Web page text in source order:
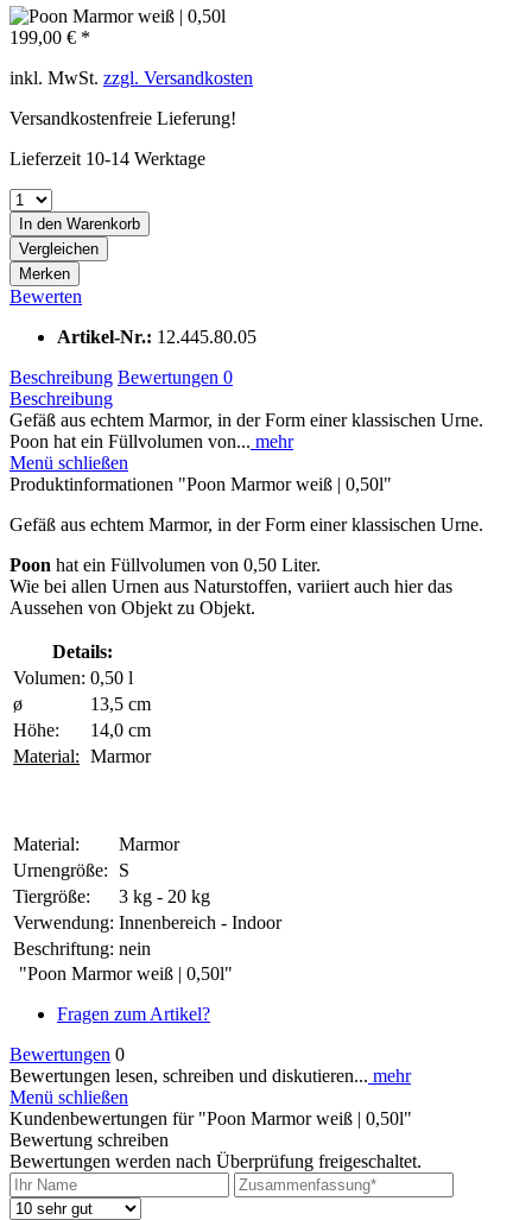
199,00 € *
inkl. MwSt. zzgl. Versandkosten
Versandkostenfreie Lieferung!
Lieferzeit 10-14 Werktage
In den Warenkorb
Vergleichen
Merken
Bewerten
Artikel-Nr.: 12.445.80.05
Beschreibung Bewertungen 0
Beschreibung
Gefäß aus echtem Marmor, in der Form einer klassischen Urne.
Poon hat ein Füllvolumen von... mehr
Menü schließen
Produktinformationen "Poon Marmor weiß | 0,50l"
Gefäß aus echtem Marmor, in der Form einer klassischen Urne.
Poon hat ein Füllvolumen von 0,50 Liter.
Wie bei allen Urnen aus Naturstoffen, variiert auch hier das
Aussehen von Objekt zu Objekt.
Details:
Volumen: 0,50 l
ø
13,5 cm
Höhe:
14,0 cm
Material: Marmor
Material:
Marmor
Urnengröße:
S
Tiergröße:
3 kg - 20 kg
Verwendung: Innenbereich - Indoor
Beschriftung: nein
"Poon Marmor weiß | 0,50l"
Fragen zum Artikel?
Bewertungen 0
Bewertungen lesen, schreiben und diskutieren... mehr
Menü schließen
Kundenbewertungen für "Poon Marmor weiß | 0,50l"
Bewertung schreiben
Bewertungen werden nach Überprüfung freigeschaltet.